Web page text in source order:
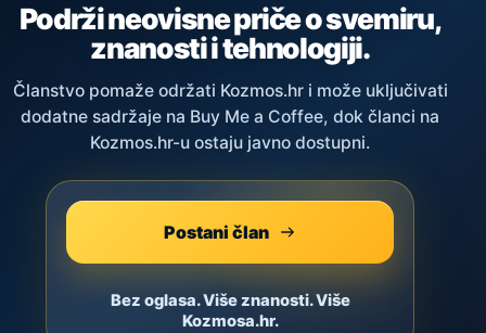
Podrži neovisne priče o svemiru,
znanosti i tehnologiji.
Članstvo pomaže održati Kozmos.hr i može uključivati
dodatne sadržaje na Buy Me a Coffee, dok članci na
Kozmos.hr-u ostaju javno dostupni.
Postani član
Bez oglasa. Više znanosti. Više
Kozmosa.hr.